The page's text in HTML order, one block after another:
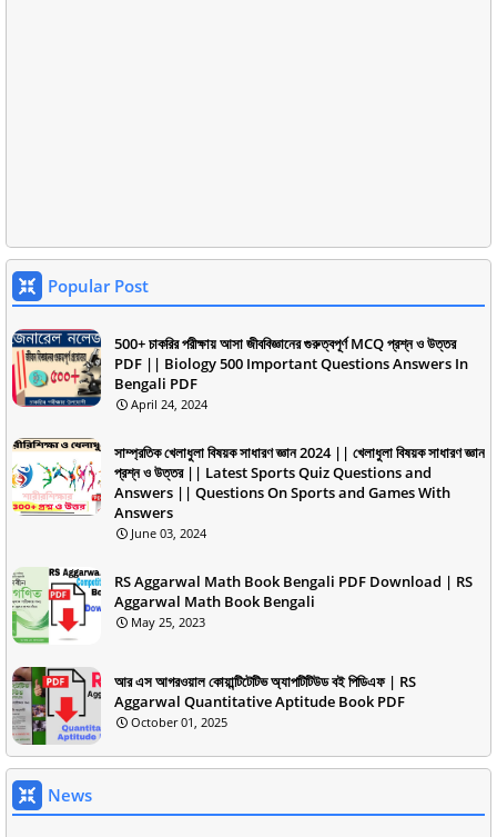
Popular Post
500+ চাকরির পরীক্ষায় আসা জীববিজ্ঞানের গুরুত্বপূর্ণ MCQ প্রশ্ন ও উত্তর
PDF || Biology 500 Important Questions Answers In
Bengali PDF
April 24, 2024
সাম্প্রতিক খেলাধুলা বিষয়ক সাধারণ জ্ঞান 2024 || খেলাধুলা বিষয়ক সাধারণ জ্ঞান
প্রশ্ন ও উত্তর || Latest Sports Quiz Questions and
Answers || Questions On Sports and Games With
Answers
June 03, 2024
RS Aggarwal Math Book Bengali PDF Download | RS
Aggarwal Math Book Bengali
May 25, 2023
আর এস আগরওয়াল কোয়ান্টিটেটিভ অ্যাপটিটিউড বই পিডিএফ | RS
Aggarwal Quantitative Aptitude Book PDF
October 01, 2025
News